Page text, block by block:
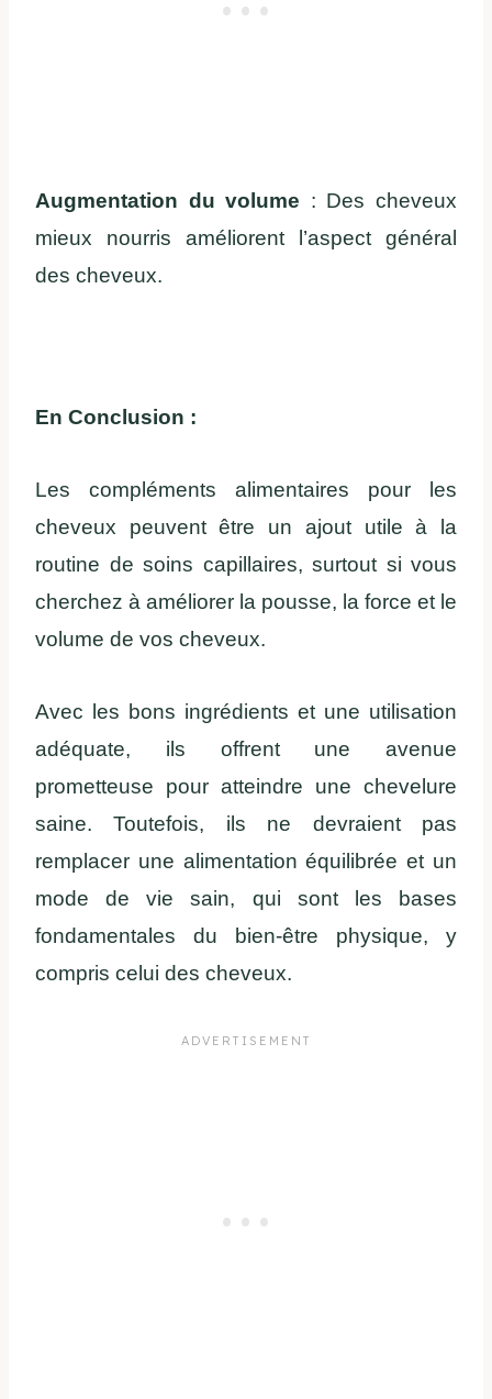
Augmentation du volume : Des cheveux
mieux nourris améliorent l’aspect général
des cheveux.
En Conclusion :
Les compléments alimentaires pour les
cheveux peuvent être un ajout utile à la
routine de soins capillaires, surtout si vous
cherchez à améliorer la pousse, la force et le
volume de vos cheveux.
Avec les bons ingrédients et une utilisation
adéquate, ils offrent une avenue
prometteuse pour atteindre une chevelure
saine. Toutefois, ils ne devraient pas
remplacer une alimentation équilibrée et un
mode de vie sain, qui sont les bases
fondamentales du bien-être physique, y
compris celui des cheveux.